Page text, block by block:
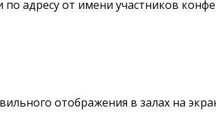
адресу от имени участников
отображения в залах на